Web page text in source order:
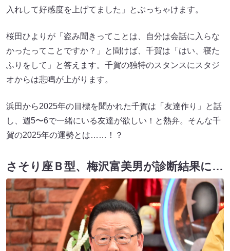
入れして好感度を上げてました」とぶっちゃけます。
桜田ひよりが「盗み聞きってことは、自分は会話に入らな
かったってことですか？」と聞けば、千賀は「はい、寝た
ふりをして」と答えます。千賀の独特のスタンスにスタジ
オからは悲鳴が上がります。
浜田から2025年の目標を聞かれた千賀は「友達作り」と話
し、週5〜6で一緒にいる友達が欲しい！と熱弁。そんな千
賀の2025年の運勢とは……！？
さそり座Ｂ型、梅沢富美男が診断結果に…